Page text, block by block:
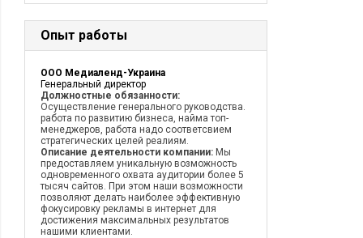
Опыт работы
ООО Медиаленд-Украина
Генеральный директор
Должностные обязанности:
Осуществление генерального руководства.
работа по развитию бизнеса, найма топ-
менеджеров, работа надо соответсвием
стратегических целей реалиям.
Описание деятельности компании: Мы
предоставляем уникальную возможность
одновременного охвата аудитории более 5
тысяч сайтов. При этом наши возможности
позволяют делать наиболее эффективную
фокусировку рекламы в интернет для
достижения максимальных результатов
нашими клиентами.